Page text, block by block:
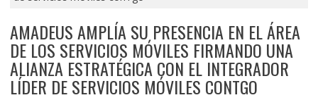
AMADEUS AMPLÍA SU PRESENCIA EN EL ÁREA
DE LOS SERVICIOS MÓVILES FIRMANDO UNA
ALIANZA ESTRATÉGICA CON EL INTEGRADOR
LÍDER DE SERVICIOS MÓVILES CONTGO